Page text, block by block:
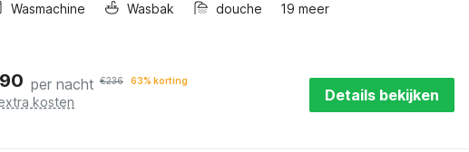
Wasmachine
Wasbak douche 19 meer
90 per nacht €236 63% korting
kosten Details bekijken